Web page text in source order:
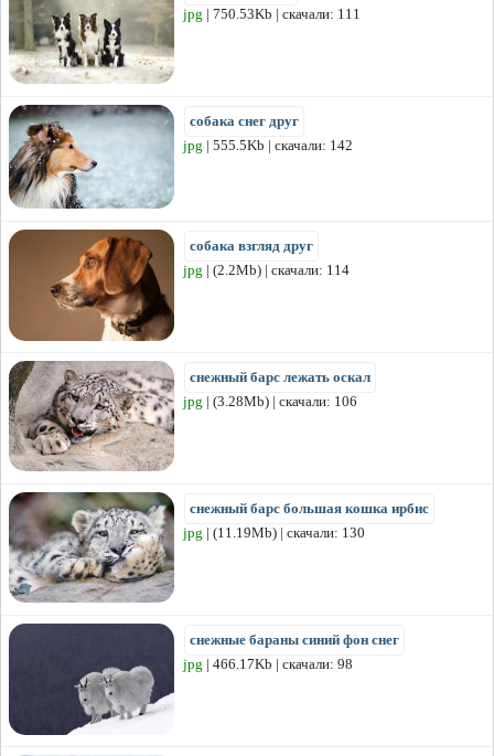
jpg | 750.53Kb | скачали: 111
собака снег друг
jpg | 555.5Kb | скачали: 142
собака взгляд друг
jpg | (2.2Mb) | скачали: 114
снежный барс лежать оскал
jpg | (3.28Mb) | скачали: 106
снежный барс большая кошка ирбис
jpg | (11.19Mb) | скачали: 130
снежные бараны синий фон снег
jpg | 466.17Kb | скачали: 98